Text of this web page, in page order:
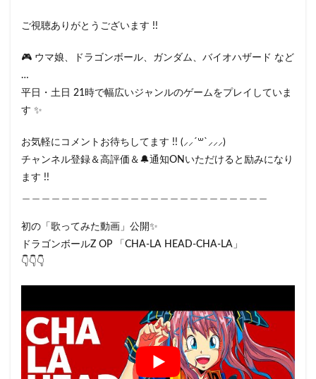
ご視聴ありがとうございます !!
🎮 ウマ娘、ドラゴンボール、ガンダム、バイオハザード など
…
平日・土日 21時で幅広いジャンルのゲームをプレイしていま
す ✨
お気軽にコメントお待ちしてます !! (⸝⸝´꒳`⸝⸝⸝)
チャンネル登録＆高評価＆🔔通知ONいただけると励みになり
ます !!
初の「歌ってみた動画」公開✨
ドラゴンボールZ OP 「CHA-LA HEAD-CHA-LA」
👇👇👇